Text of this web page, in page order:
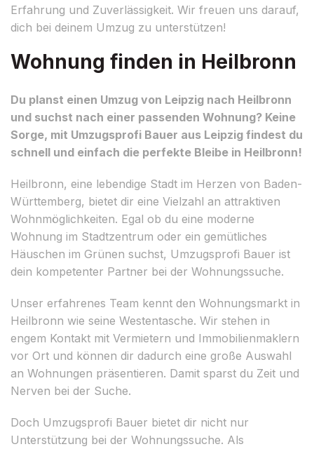
Erfahrung und Zuverlässigkeit. Wir freuen uns darauf,
dich bei deinem Umzug zu unterstützen!
Wohnung finden in Heilbronn
Du planst einen Umzug von Leipzig nach Heilbronn
und suchst nach einer passenden Wohnung? Keine
Sorge, mit Umzugsprofi Bauer aus Leipzig findest du
schnell und einfach die perfekte Bleibe in Heilbronn!
Heilbronn, eine lebendige Stadt im Herzen von Baden-
Württemberg, bietet dir eine Vielzahl an attraktiven
Wohnmöglichkeiten. Egal ob du eine moderne
Wohnung im Stadtzentrum oder ein gemütliches
Häuschen im Grünen suchst, Umzugsprofi Bauer ist
dein kompetenter Partner bei der Wohnungssuche.
Unser erfahrenes Team kennt den Wohnungsmarkt in
Heilbronn wie seine Westentasche. Wir stehen in
engem Kontakt mit Vermietern und Immobilienmaklern
vor Ort und können dir dadurch eine große Auswahl
an Wohnungen präsentieren. Damit sparst du Zeit und
Nerven bei der Suche.
Doch Umzugsprofi Bauer bietet dir nicht nur
Unterstützung bei der Wohnungssuche. Als